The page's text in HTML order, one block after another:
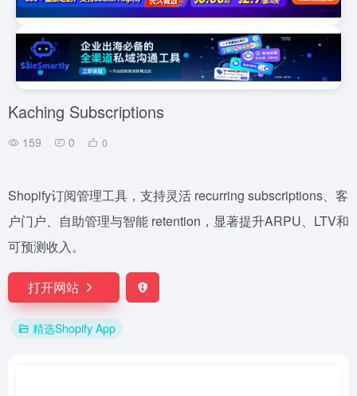
Kaching Subscriptions
159 0 0
Shopify订阅管理工具，支持灵活 recurring subscriptions、客
户门户、自助管理与智能 retention，显著提升ARPU、LTV和
可预测收入。
打开网站
精选Shopify App